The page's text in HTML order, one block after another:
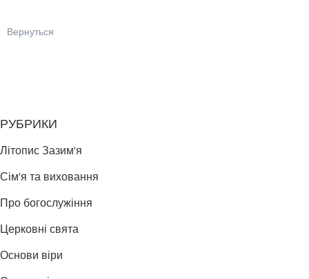
Вернуться
РУБРИКИ
Літопис Зазим'я
Сім'я та виховання
Про богослужіння
Церковні свята
Основи віри